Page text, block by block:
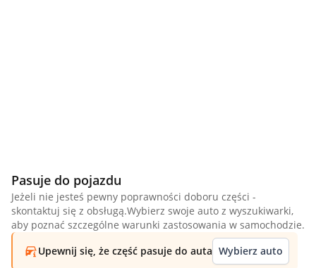
Pasuje do pojazdu
Jeżeli nie jesteś pewny poprawności doboru części -
skontaktuj się z obsługą.Wybierz swoje auto z wyszukiwarki,
aby poznać szczególne warunki zastosowania w samochodzie.
Upewnij się, że część pasuje do auta Wybierz auto